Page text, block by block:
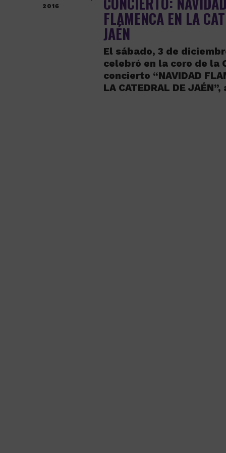
2016
FLAMENCA EN LA
JAÉN
El sábado, 3 de
celebró en la coro de la
concierto “NAVIDAD
LA CATEDRAL DE